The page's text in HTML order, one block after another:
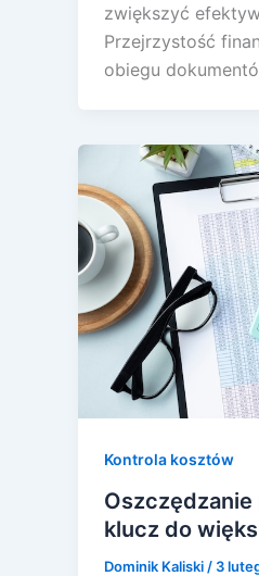
zwiększyć
Przejrzystość
obiegu
Kontrola kosztów
klucz do
Dominik Kaliski / 3